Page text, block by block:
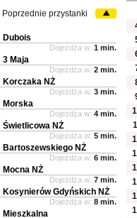
Poprzednie przystanki
Dubois
Dojeżdża w: 1 min.
3 Maja
Dojeżdża w: 2 min.
Korczaka NŻ
Dojeżdża w: 3 min.
Morska
Dojeżdża w: 4 min.
Świetlicowa NŻ
Dojeżdża w: 5 min.
Bartoszewskiego NŻ
Dojeżdża w: 6 min.
Mocna NŻ
Dojeżdża w: 7 min.
Kosynierów Gdyńskich NŻ
Dojeżdża w: 8 min.
Mieszkalna